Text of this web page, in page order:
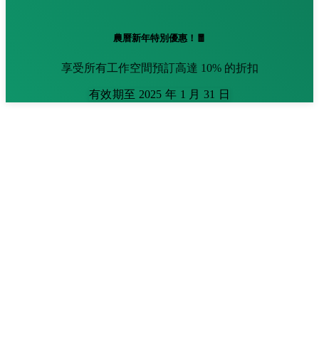
農曆新年特別優惠！🧧
享受所有工作空間預訂高達 10% 的折扣
有效期至 2025 年 1 月 31 日